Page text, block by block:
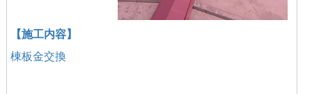
【施工内容】
棟板金交換